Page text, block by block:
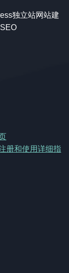
独立站网站建
册和使用详细指